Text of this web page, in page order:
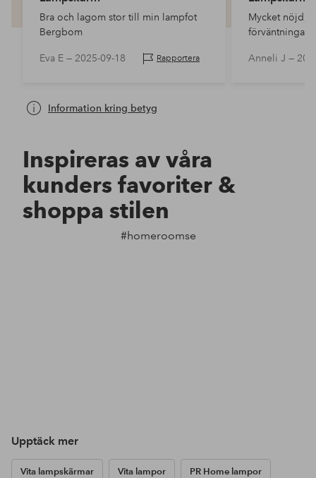
Bra och lagom stor till min lampfot
Bergbom
Eva E — 2025-09-18 Rapportera
Mycket nöjd,
Anneli J —
Information kring betyg
Inspireras av våra
kunders favoriter &
shoppa stilen
#homeroomse
Upptäck mer
Vita lampskärmar Vita lampor PR Home lampor